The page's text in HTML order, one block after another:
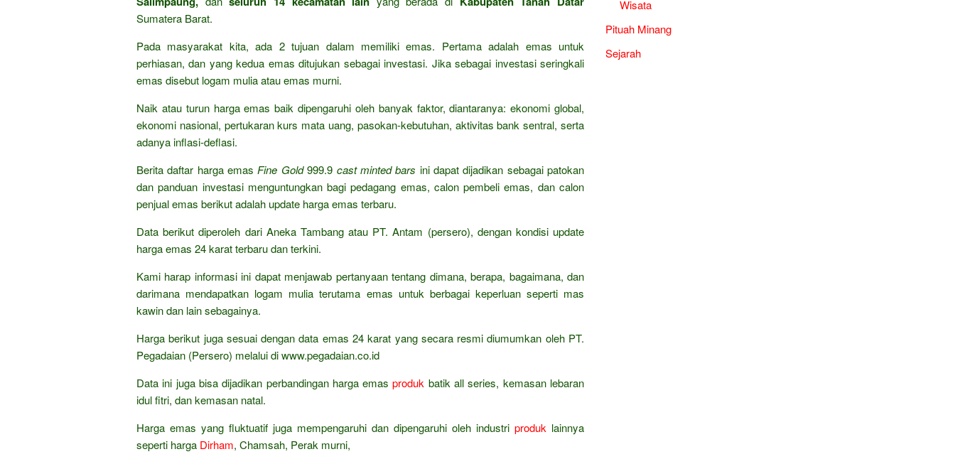
Sumatera Barat.
Pada masyarakat kita, ada 2 tujuan dalam memiliki emas. Pertama adalah emas untuk
perhiasan, dan yang kedua emas ditujukan sebagai investasi. Jika sebagai investasi seringkali
emas disebut logam mulia atau emas murni.
Naik atau turun harga emas baik dipengaruhi oleh banyak faktor, diantaranya: ekonomi global,
ekonomi nasional, pertukaran kurs mata uang, pasokan-kebutuhan, aktivitas bank sentral, serta
adanya inflasi-deflasi.
Berita daftar harga emas Fine Gold999.9 cast minted bars ini dapat dijadikan sebagai patokan
dan panduan investasi menguntungkan bagi pedagang emas, calon pembeli emas, dan calon
penjual emas berikut adalah update harga emas terbaru.
Data berikut diperoleh dari Aneka Tambang atau PT. Antam (persero), dengan kondisi update
harga emas 24 karat terbaru dan terkini.
Kami harap informasi ini dapat menjawab pertanyaan tentang dimana, berapa, bagaimana, dan
darimana mendapatkan logam mulia terutama emas untuk berbagai keperluan seperti mas
kawin dan lain sebagainya.
Harga berikut juga sesuai dengan data emas 24 karat yang secara resmi diumumkan oleh PT.
Pegadaian (Persero) melalui di www.pegadaian.co.id
Data ini juga bisa dijadikan perbandingan harga emasproduk batik all series, kemasan lebaran
idul fitri, dan kemasan natal.
Harga emas yang fluktuatif juga mempengaruhi dan dipengaruhi oleh industri produk lainnya
seperti harga Dirham, Chamsah, Perak murni,
Wisata
Pituah Minang
Sejarah